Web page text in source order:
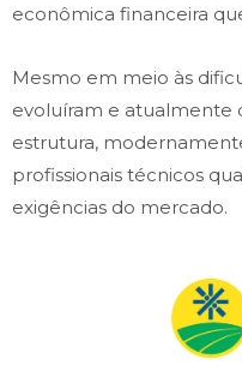
econômica financeira
Mesmo em meio às
evoluíram e atualmente
estrutura,
profissionais técnicos
exigências do mercado.